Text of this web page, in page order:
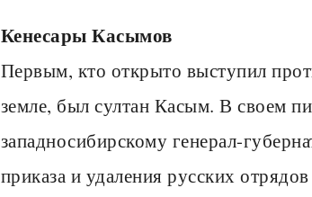
Кенесары Касымов
Первым, кто открыто выступил
земле, был султан Касым. В своем
западносибирскому генерал-
приказа и удаления русских